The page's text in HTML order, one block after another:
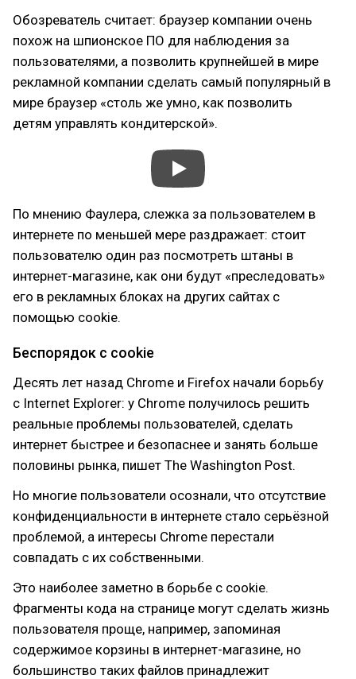
Обозреватель считает: браузер компании очень
похож на шпионское ПО для наблюдения за
пользователями, а позволить крупнейшей в мире
рекламной компании сделать самый популярный в
мире браузер «столь же умно, как позволить
детям управлять кондитерской».
По мнению Фаулера, слежка за пользователем в
интернете по меньшей мере раздражает: стоит
пользователю один раз посмотреть штаны в
интернет-магазине, как они будут «преследовать»
его в рекламных блоках на других сайтах с
помощью cookie.
Беспорядок с cookie
Десять лет назад Chrome и Firefox начали борьбу
с Internet Explorer: у Chrome получилось решить
реальные проблемы пользователей, сделать
интернет быстрее и безопаснее и занять больше
половины рынка, пишет The Washington Post.
Но многие пользователи осознали, что отсутствие
конфиденциальности в интернете стало серьёзной
проблемой, а интересы Chrome перестали
совпадать с их собственными.
Это наиболее заметно в борьбе с cookie.
Фрагменты кода на странице могут сделать жизнь
пользователя проще, например, запоминая
содержимое корзины в интернет-магазине, но
большинство таких файлов принадлежит